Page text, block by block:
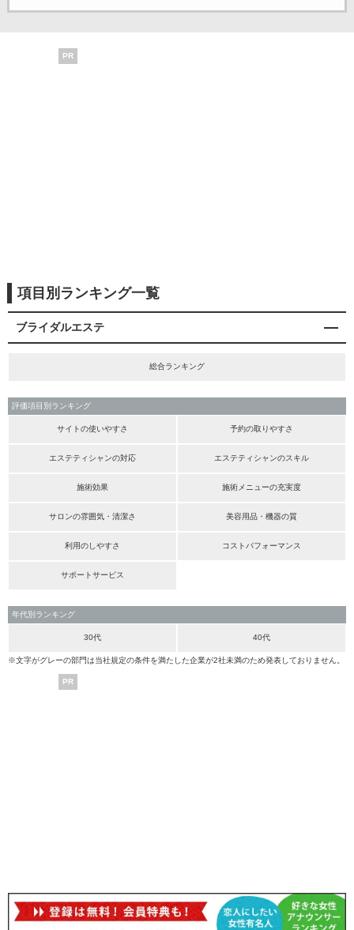
PR
項目別ランキング一覧
ブライダルエステ
総合ランキング
評価項目別ランキング
サイトの使いやすさ 予約の取りやすさ
エステティシャンの対応 エステティシャンのスキル
施術効果 施術メニューの充実度
サロンの雰囲気・清潔さ 美容用品・機器の質
利用のしやすさ コストパフォーマンス
サポートサービス
年代別ランキング
30代 40代
※文字がグレーの部門は当社規定の条件を満たした企業が2社未満のため発表しておりません。
PR